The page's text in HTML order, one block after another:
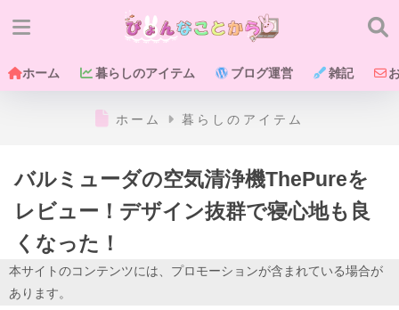
ホーム 暮らしのアイテム ブログ運営 雑記
ホーム 暮らしのアイテム
バルミューダの空気清浄機ThePureを
レビュー！デザイン抜群で寝心地も良
くなった！
本サイトのコンテンツには、プロモーションが含まれている場合が
あります。